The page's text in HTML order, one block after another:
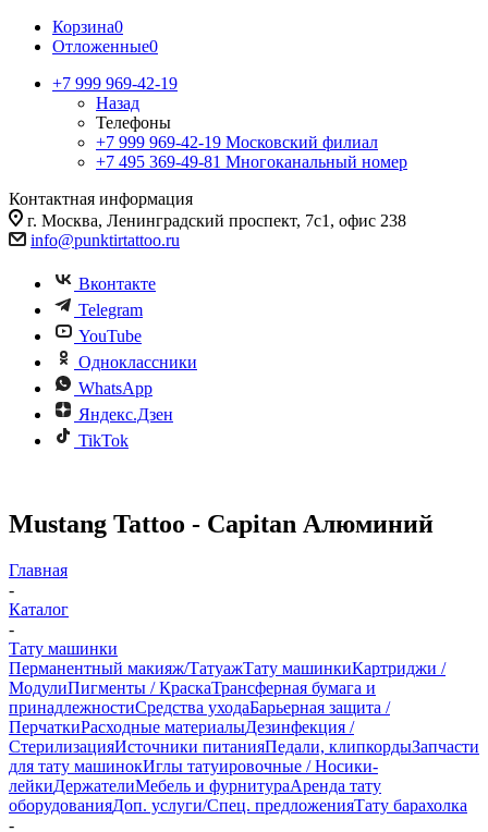
Корзина0
Отложенные0
+7 999 969-42-19
Назад
Телефоны
+7 999 969-42-19 Московский филиал
+7 495 369-49-81 Многоканальный номер
Контактная информация
г. Москва, Ленинградский проспект, 7с1, офис 238
info@punktirtattoo.ru
Вконтакте
Telegram
YouTube
Одноклассники
WhatsApp
Яндекс.Дзен
TikTok
Mustang Tattoo - Capitan Алюминий
Главная
-
Каталог
-
Тату машинки
Перманентный макияж/ТатуажТату машинкиКартриджи /
МодулиПигменты / КраскаТрансферная бумага и
принадлежностиСредства уходаБарьерная защита /
ПерчаткиРасходные материалыДезинфекция /
СтерилизацияИсточники питанияПедали, клипкордыЗапчасти
для тату машинокИглы татуировочные / Носики-
лейкиДержателиМебель и фурнитураАренда тату
оборудованияДоп. услуги/Спец. предложенияТату барахолка
-